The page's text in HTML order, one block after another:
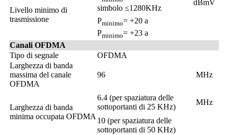
Livello minimo di
trasmissione
simbolo ≤1280KHz
dBmV
Pminimo= +20 a
Pminimo= +23 a
Canali OFDMA
Tipo di segnale
OFDMA
Larghezza di banda
massima del canale
OFDMA
96 MHz
Larghezza di banda
minima occupata OFDMA
6.4 (per spaziatura delle
sottoportanti di 25 KHz)
MHz
10 (per spaziatura delle
sottoportanti di 50 KHz)